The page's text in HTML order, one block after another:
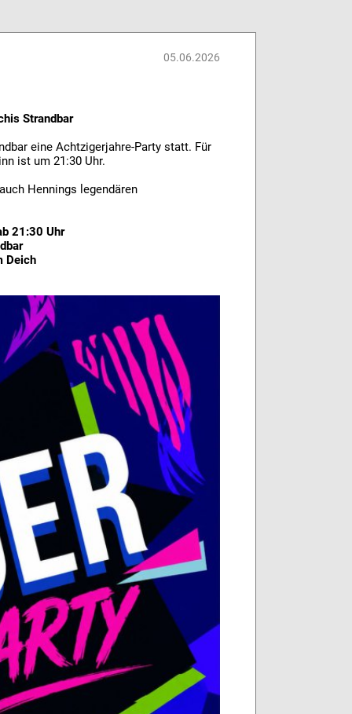
05.06.2026
Strandbar
eine Achtzigerjahre-Party statt. Für
ist um 21:30 Uhr.
Hennings legendären
21:30 Uhr
Deich